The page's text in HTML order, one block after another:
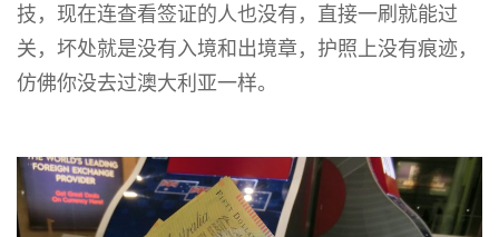
技，现在连查看签证的人也没有，直接一刷就能过
关，坏处就是没有入境和出境章，护照上没有痕迹，
仿佛你没去过澳大利亚一样。